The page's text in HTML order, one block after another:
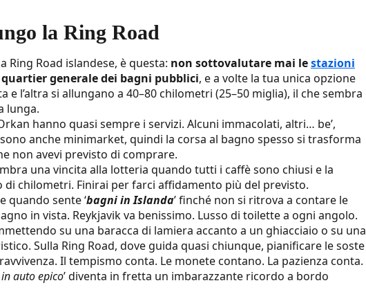
la Ring Road
Ring Road islandese, è questa: non sottovalutare mai lestazioni
quartier generale dei bagni pubblici, e a volte la tua unica opzione
e l’altra si allungano a 40–80 chilometri (25–50 miglia), il che sembra
lunga.
hanno quasi sempre i servizi. Alcuni immacolati, altri… be’,
anche minimarket, quindi la corsa al bagno spesso si trasforma
non avevi previsto di comprare.
una vincita alla lotteria quando tutti i caffè sono chiusi e la
chilometri. Finirai per farci affidamento più del previsto.
quando sente ‘bagni in Islanda’ finché non si ritrova a contare le
in vista. Reykjavik va benissimo. Lusso di toilette a ogni angolo.
su una baracca di lamiera accanto a un ghiacciaio o su una
Sulla Ring Road, dove guida quasi chiunque, pianificare le soste
Il tempismo conta. Le monete contano. La pazienza conta.
auto epico’ diventa in fretta un imbarazzante ricordo a bordo